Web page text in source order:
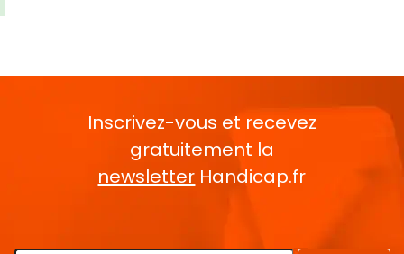
Inscrivez-vous et recevez
gratuitement la
newsletter Handicap.fr